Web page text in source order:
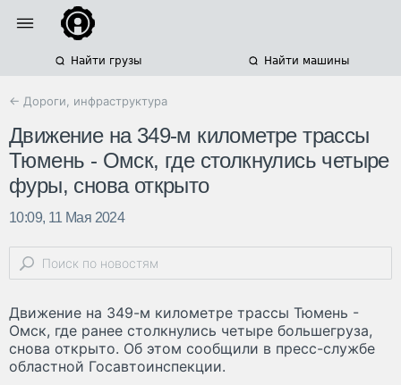
Найти грузы Найти машины
← Дороги, инфраструктура
Движение на 349-м километре трассы
Тюмень - Омск, где столкнулись четыре
фуры, снова открыто
10:09, 11 Мая 2024
Движение на 349-м километре трассы Тюмень -
Омск, где ранее столкнулись четыре большегруза,
снова открыто. Об этом сообщили в пресс-службе
областной Госавтоинспекции.